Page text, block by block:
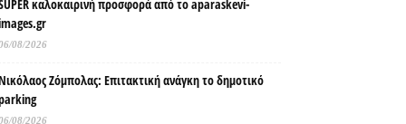
καλοκαιρινή προσφορά από το aparaskevi-
08/2026
Ζόμπολας: Επιτακτική ανάγκη το δημοτικό
08/2026